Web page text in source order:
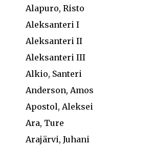
Alapuro, Risto
Aleksanteri I
Aleksanteri II
Aleksanteri III
Alkio, Santeri
Anderson, Amos
Apostol, Aleksei
Ara, Ture
Arajärvi, Juhani